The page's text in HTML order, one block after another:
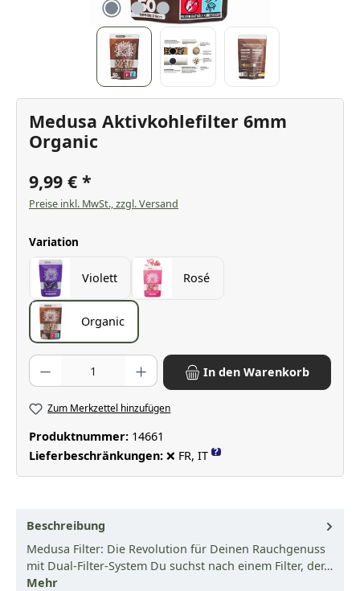
Medusa Aktivkohlefilter 6mm
Organic
9,99 €
Preise inkl. MwSt., zzgl. Versand
Variation
Violett Rosé
Organic
Produkt Anzahl: Gib den gewünschten Wert ein oder benutze die
In den Warenkorb
Zum Merkzettel hinzufügen
Produktnummer: 14661
Lieferbeschränkungen: ❌ FR, IT ?
Beschreibung
Medusa Filter: Die Revolution für Deinen Rauchgenuss
mit Dual-Filter-System Du suchst nach einem Filter, der…
Mehr